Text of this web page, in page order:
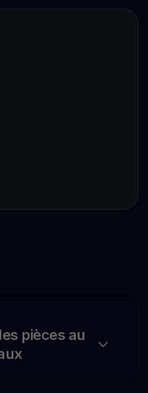
pièces au